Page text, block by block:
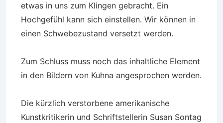
etwas in uns zum Klingen gebracht. Ein
Hochgefühl kann sich einstellen. Wir können in
einen Schwebezustand versetzt werden.
Zum Schluss muss noch das inhaltliche Element
in den Bildern von Kuhna angesprochen werden.
Die kürzlich verstorbene amerikanische
Kunstkritikerin und Schriftstellerin Susan Sontag